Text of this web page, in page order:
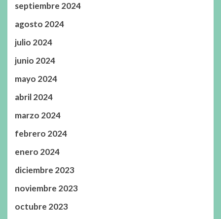
septiembre 2024
agosto 2024
julio 2024
junio 2024
mayo 2024
abril 2024
marzo 2024
febrero 2024
enero 2024
diciembre 2023
noviembre 2023
octubre 2023